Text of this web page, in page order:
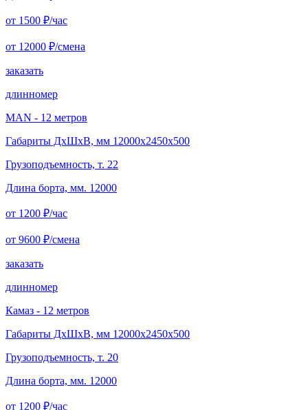
от 1500 ₽/час
от 12000 ₽/смена
заказать
длинномер
MAN - 12 метров
Габариты ДхШхВ, мм 12000x2450x500
Грузоподъемность, т. 22
Длина борта, мм. 12000
от 1200 ₽/час
от 9600 ₽/смена
заказать
длинномер
Камаз - 12 метров
Габариты ДхШхВ, мм 12000x2450x500
Грузоподъемность, т. 20
Длина борта, мм. 12000
от 1200 ₽/час